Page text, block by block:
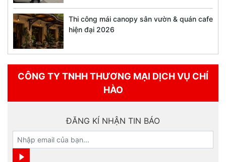
Thi công mái canopy sân vườn & quán cafe
hiện đại 2026
CÔNG TY TNHH THƯƠNG MẠI DỊCH VỤ CHÍ
HÀO
ĐĂNG KÍ NHẬN TIN BÁO